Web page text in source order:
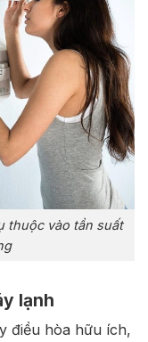
thuộc vào tần suất
lạnh
điều hòa hữu ích,